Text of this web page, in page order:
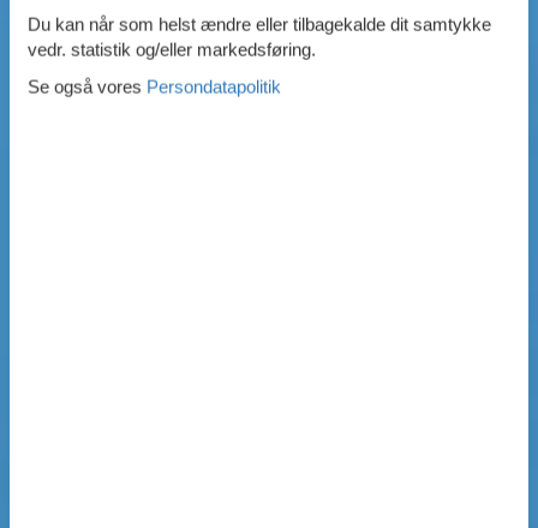
Du kan når som helst ændre eller tilbagekalde dit samtykke
vedr. statistik og/eller markedsføring.
Se også vores Persondatapolitik